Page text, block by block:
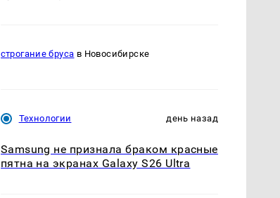
строгание бруса в Новосибирске
Технологии день назад
Samsung не признала браком красные
пятна на экранах Galaxy S26 Ultra